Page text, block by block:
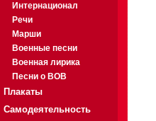
Интернационал
Речи
Марши
Военные песни
Военная лирика
Песни о ВОВ
Плакаты
Самодеятельность